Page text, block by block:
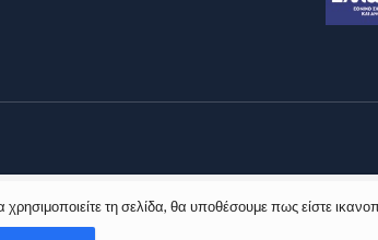
τη σελίδα, θα υποθέσουμε πως είστε